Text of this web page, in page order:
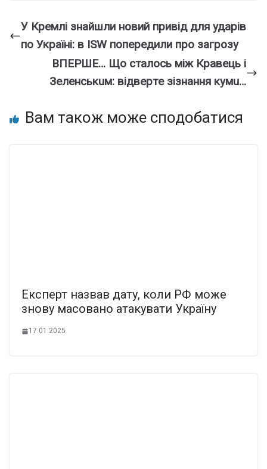
У Кремлі знайшли новий привід для ударів
по Україні: в ISW попередили про загрозу
ВПEPШE… Щo cтaлocь мiж Кpaвeць i
Зeлeнcькuм: вiдвepтe зiзнaння кyмu…
Вам також може сподобатися
Експерт назвав дату, коли РФ може
знову масовано атакувати Україну
17.01.2025